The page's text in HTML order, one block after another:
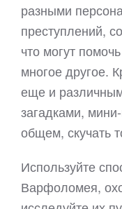
разными
преступлений,
что могут
многое другое.
еще и
загадками,
общем, скучать
Используйте
Варфоломея,